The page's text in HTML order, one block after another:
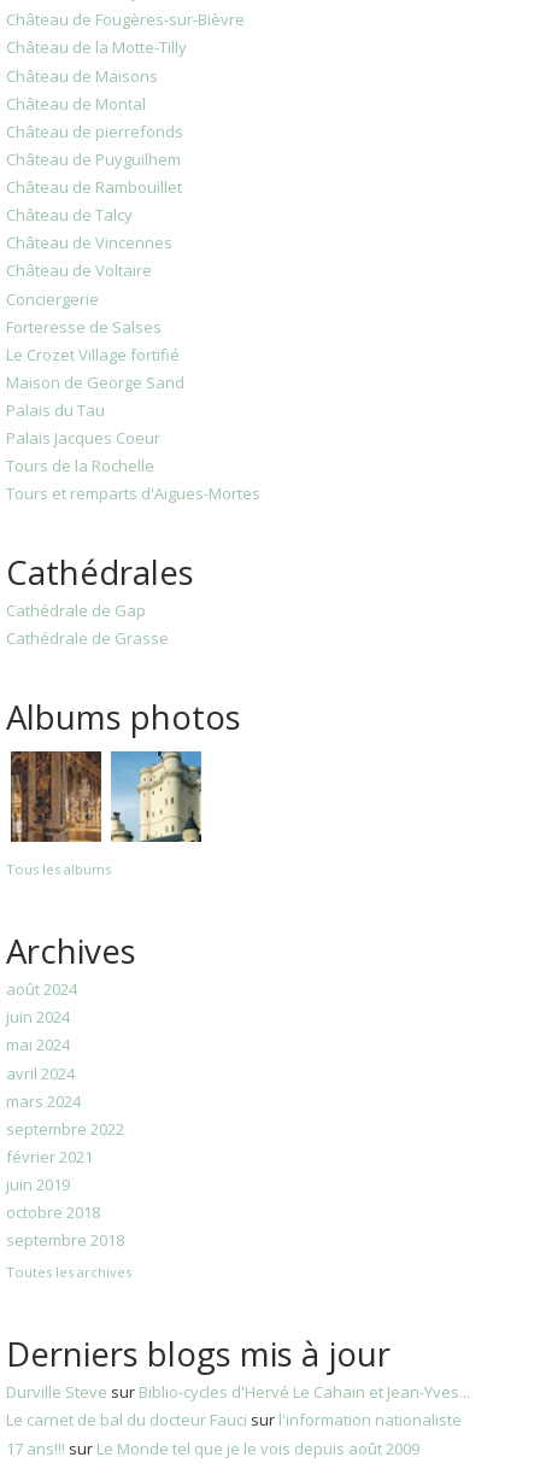
Château de Fougères-sur-Bièvre
Château de la Motte-Tilly
Château de Maisons
Château de Montal
Château de pierrefonds
Château de Puyguilhem
Château de Rambouillet
Château de Talcy
Château de Vincennes
Château de Voltaire
Conciergerie
Forteresse de Salses
Le Crozet Village fortifié
Maison de George Sand
Palais du Tau
Palais Jacques Coeur
Tours de la Rochelle
Tours et remparts d'Aigues-Mortes
Cathédrales
Cathédrale de Gap
Cathédrale de Grasse
Albums photos
Tous les albums
Archives
août 2024
juin 2024
mai 2024
avril 2024
mars 2024
septembre 2022
février 2021
juin 2019
octobre 2018
septembre 2018
Toutes les archives
Derniers blogs mis à jour
Durville Steve sur Biblio-cycles d'Hervé Le Cahain et Jean-Yves...
Le carnet de bal du docteur Fauci sur l'information nationaliste
17 ans!!! sur Le Monde tel que je le vois depuis août 2009